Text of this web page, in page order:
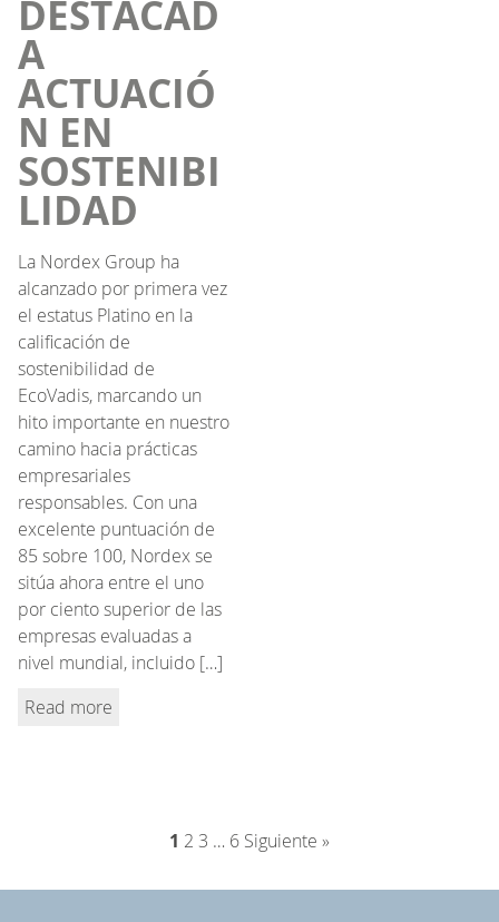
DESTACAD
A
ACTUACIÓ
N EN
SOSTENIBI
LIDAD
La Nordex Group ha
alcanzado por primera vez
el estatus Platino en la
calificación de
sostenibilidad de
EcoVadis, marcando un
hito importante en nuestro
camino hacia prácticas
empresariales
responsables. Con una
excelente puntuación de
85 sobre 100, Nordex se
sitúa ahora entre el uno
por ciento superior de las
empresas evaluadas a
nivel mundial, incluido […]
Read more
1 2 3 … 6 Siguiente »